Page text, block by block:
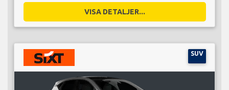
VISA DETALJER...
SUV